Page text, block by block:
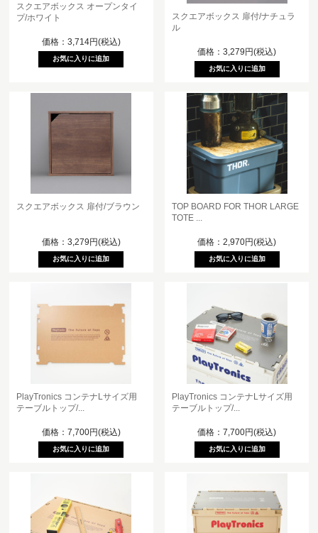
スクエアボックス オープンタイ
プ/ホワイト
価格：3,714円(税込)
スクエアボックス 扉付/ナチュラ
ル
価格：3,279円(税込)
スクエアボックス 扉付/ブラウン
価格：3,279円(税込)
TOP BOARD FOR THOR LARGE
TOTE ...
価格：2,970円(税込)
PlayTronics コンテナLサイズ用
テーブルトップ/...
価格：7,700円(税込)
PlayTronics コンテナLサイズ用
テーブルトップ/...
価格：7,700円(税込)